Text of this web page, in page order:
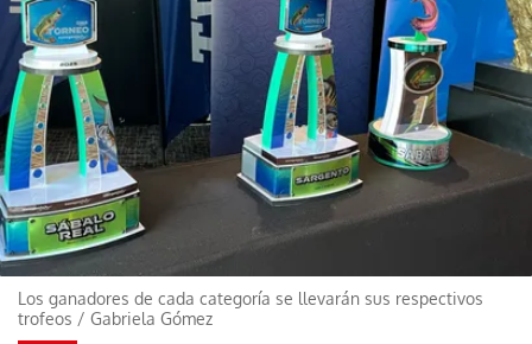
Los ganadores de cada categoría se llevarán sus respectivos
trofeos / Gabriela Gómez